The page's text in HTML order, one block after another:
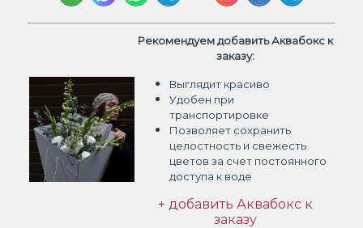
Рекомендуем добавить Аквабокс к
заказу:
Выглядит красиво
Удобен при
транспортировке
Позволяет сохранить
целостность и свежесть
цветов за счет постоянного
доступа к воде
+ добавить Аквабокс к
заказу